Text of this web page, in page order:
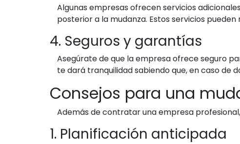
Algunas empresas ofrecen servicios
posterior a la mudanza. Estos servicios
4. Seguros y garantías
Asegúrate de que la empresa ofrece seguro
te dará tranquilidad sabiendo que, en caso de
Consejos para una
Además de contratar una empresa
1. Planificación anticipada